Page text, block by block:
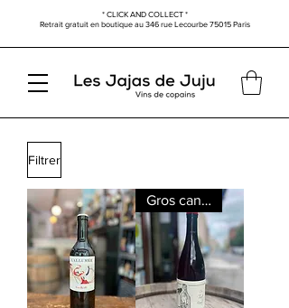
* CLICK AND COLLECT *
Retrait gratuit en boutique au346 rue Lecourbe75015 Paris
Filtrer
Gros canon